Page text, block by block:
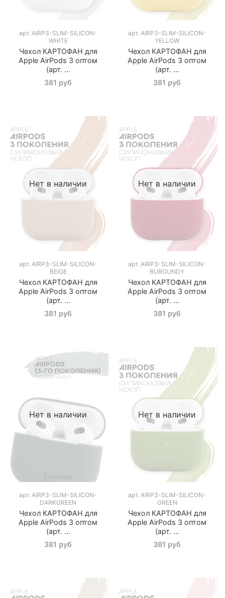
арт. AIRP3-SLIM-SILICON-
WHITE
Чехол КАРТОФАН для
Apple AirPods 3 оптом
(арт. ...
381 руб
арт. AIRP3-SLIM-SILICON-
YELLOW
Чехол КАРТОФАН для
Apple AirPods 3 оптом
(арт. ...
381 руб
Нет в наличии
арт. AIRP3-SLIM-SILICON-
BEIGE
Чехол КАРТОФАН для
Apple AirPods 3 оптом
(арт. ...
381 руб
Нет в наличии
арт. AIRP3-SLIM-SILICON-
BURGUNDY
Чехол КАРТОФАН для
Apple AirPods 3 оптом
(арт. ...
381 руб
Нет в наличии
арт. AIRP3-SLIM-SILICON-
DARKGREEN
Чехол КАРТОФАН для
Apple AirPods 3 оптом
(арт. ...
381 руб
Нет в наличии
арт. AIRP3-SLIM-SILICON-
GREEN
Чехол КАРТОФАН для
Apple AirPods 3 оптом
(арт. ...
381 руб